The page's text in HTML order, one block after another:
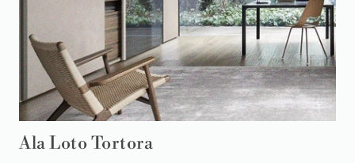
Ala Loto Tortora